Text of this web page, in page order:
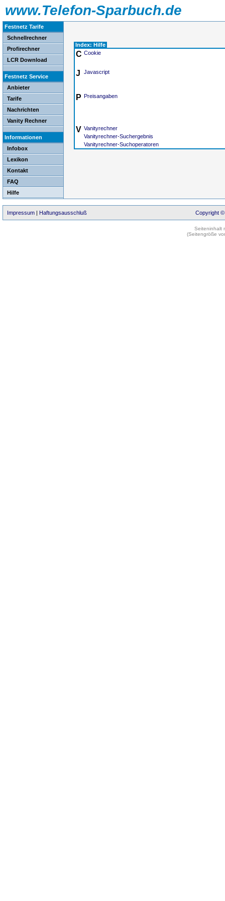
www.Telefon-Sparbuch.de
Festnetz Tarife
Schnellrechner
Profirechner
LCR Download
Festnetz Service
Anbieter
Tarife
Nachrichten
Vanity Rechner
Informationen
Infobox
Lexikon
Kontakt
FAQ
Hilfe
Index: Hilfe
C Cookie
J Javascript
P Preisangaben
V Vanityrechner
Vanityrechner-Suchergebnis
Vanityrechner-Suchoperatoren
Impressum | Haftungsausschluß Copyright ©
Seiteninhalt
(Seitengröße